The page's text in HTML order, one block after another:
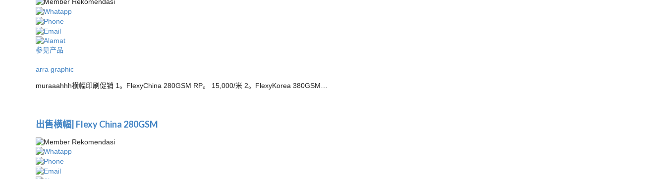
参见产品
arra graphic
muraaahhh横幅印刷促销 1。FlexyChina 280GSM RP。 15,000/米 2。FlexyKorea 380GSM…
出售横幅| Flexy China 280GSM